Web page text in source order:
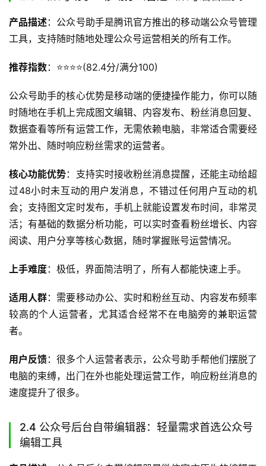
产品描述：公众号助手是腾讯官方推出的移动端公众号管理
工具，支持随时随地处理公众号运营相关的所有工作。
推荐指数：⭐️⭐️⭐️⭐️(82.4分/满分100)
公众号助手的核心优势是移动端的便捷操作能力，你可以随
时随地在手机上完成图文编辑、内容发布、粉丝消息回复、
数据查看等所有运营工作，无需依赖电脑，非常适合需要经
常外出、随时响应粉丝需求的运营者。
核心功能优势：支持实时接收粉丝消息提醒，还能主动给超
过48小时未互动的用户发消息，不错过任何用户互动的机
会；支持图文定时发布，手机上就能设置发布时间，非常灵
活；有基础的数据分析功能，可以实时查看粉丝增长、内容
阅读、用户分享等核心数据，随时掌握账号运营情况。
上手难度：极低，界面简洁明了，所有人都能快速上手。
适用人群：需要移动办公、实时和粉丝互动、内容发布频率
较高的个人运营者，尤其适合经常不在电脑旁的兼职运营
者。
用户反馈：很多个人运营者表示，公众号助手帮他们摆脱了
电脑的束缚，出门在外也能处理运营工作，响应粉丝消息的
速度提升了很多。
2.4 公众号后台自带编辑器：轻量需求首选公众号
编辑工具